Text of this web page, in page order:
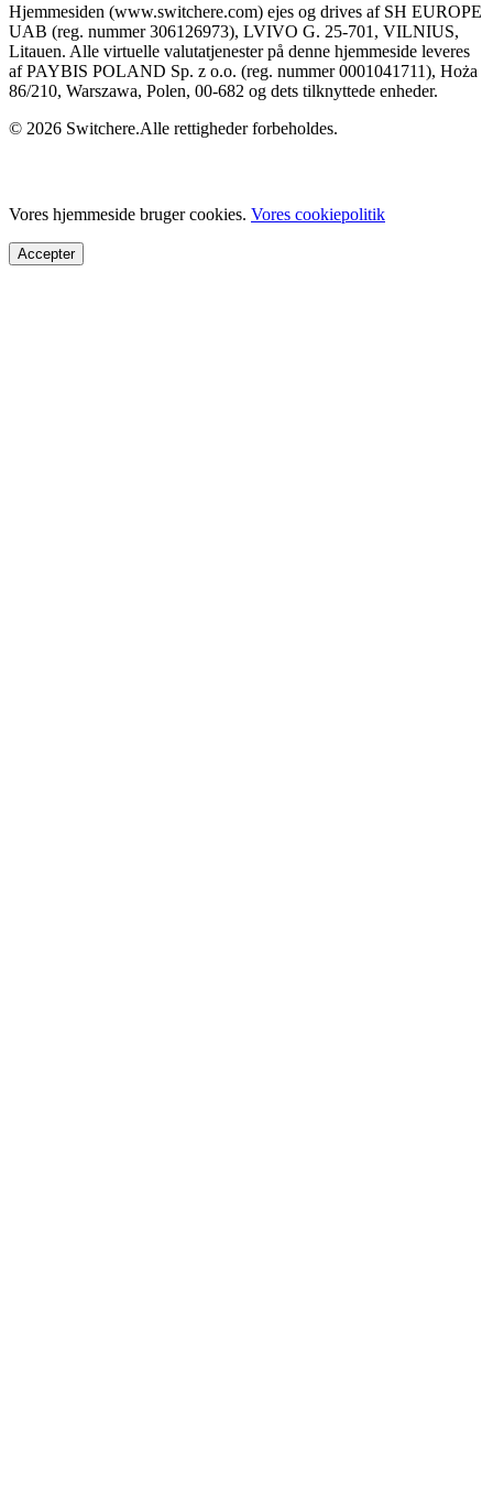
Hjemmesiden (www.switchere.com) ejes og drives af SH EUROPE
UAB (reg. nummer 306126973), LVIVO G. 25-701, VILNIUS,
Litauen. Alle virtuelle valutatjenester på denne hjemmeside leveres
af PAYBIS POLAND Sp. z o.o. (reg. nummer 0001041711), Hoża
86/210, Warszawa, Polen, 00-682 og dets tilknyttede enheder.
© 2026 Switchere.Alle rettigheder forbeholdes.
Vores hjemmeside bruger cookies. Vores cookiepolitik
Accepter